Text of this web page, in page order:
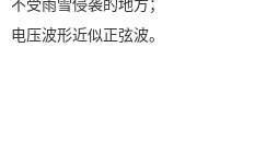
不受雨雪侵袭的地方；
电压波形近似正弦波。